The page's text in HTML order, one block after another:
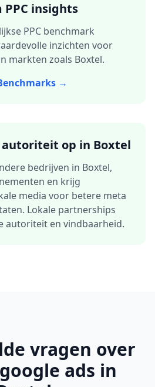
PPC insights
PPC benchmark
inzichten voor
markten zoals Boxtel.
→
autoriteit op in Boxtel
bedrijven in Boxtel,
en krijg
media voor betere meta
Lokale partnerships
autoriteit en vindbaarheid.
vragen over
ads in